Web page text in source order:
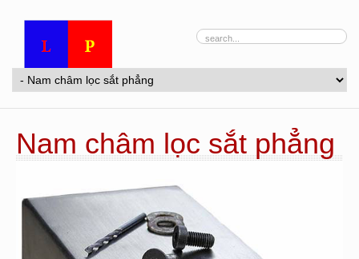
Nam châm lọc sắt phẳng